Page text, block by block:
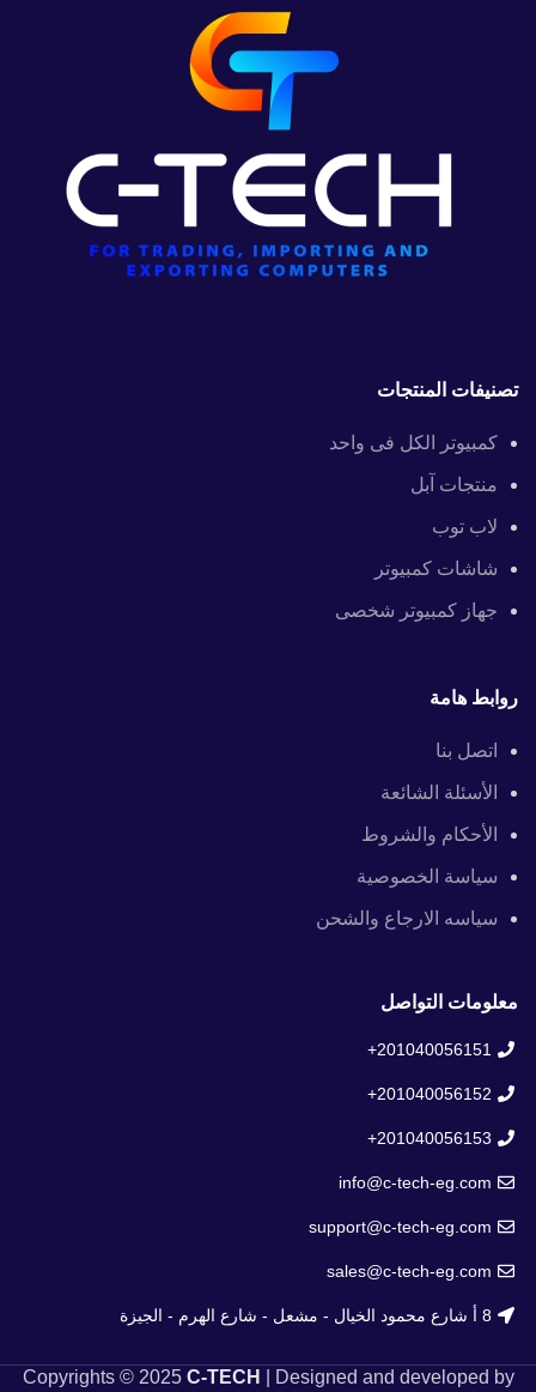
تصنيفات المنتجات
كمبيوتر الكل فى واحد
منتجات آبل
لاب توب
شاشات كمبيوتر
جهاز كمبيوتر شخصى
روابط هامة
اتصل بنا
الأسئلة الشائعة
الأحكام والشروط
سياسة الخصوصية
سياسه الارجاع والشحن
معلومات التواصل
201040056151+
201040056152+
201040056153+
info@c-tech-eg.com
support@c-tech-eg.com
sales@c-tech-eg.com
8 أ شارع محمود الخيال - مشعل - شارع الهرم - الجيزة
Copyrights © 2025 C-TECH
| Designed and developed by